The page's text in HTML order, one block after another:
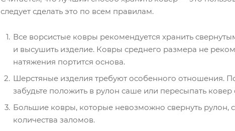
следует сделать это по всем правилам.
Все ворсистые ковры рекомендуется хранить
и высушить изделие. Ковры среднего размера не
натяжения портится основа.
Шерстяные изделия требуют особенного отношения.
забудьте положить в рулон саше или пересыпать
Большие ковры, которые невозможно свернуть рулон,
количества заломов.